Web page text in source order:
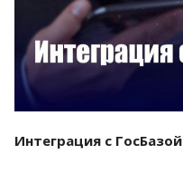
Интеграция с ГосБазой